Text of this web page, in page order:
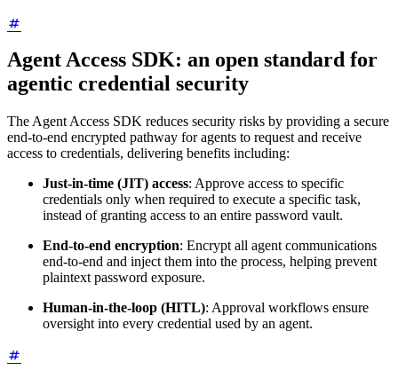
Agent Access SDK: an open standard for
agentic credential security
The Agent Access SDK reduces security risks by providing a secure
end-to-end encrypted pathway for agents to request and receive
access to credentials, delivering benefits including:
Just-in-time (JIT) access: Approve access to specific
credentials only when required to execute a specific task,
instead of granting access to an entire password vault.
End-to-end encryption: Encrypt all agent communications
end-to-end and inject them into the process, helping prevent
plaintext password exposure.
Human-in-the-loop (HITL): Approval workflows ensure
oversight into every credential used by an agent.